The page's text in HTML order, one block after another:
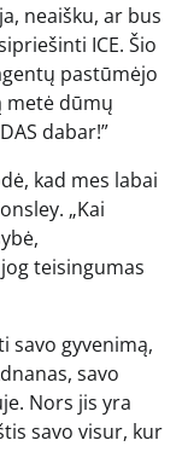
neaišku, ar bus
ICE. Šio
pastūmėjo
metė dūmų
dabar!”
kad mes labai
„Kai
teisingumas
savo gyvenimą,
savo
Nors jis yra
savo visur, kur